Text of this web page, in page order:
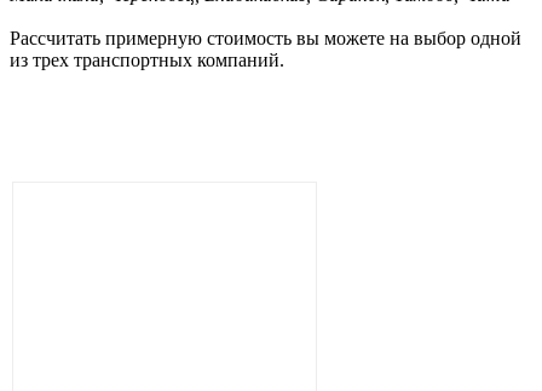
Рассчитать примерную стоимость вы можете на выбор одной
из трех транспортных компаний.